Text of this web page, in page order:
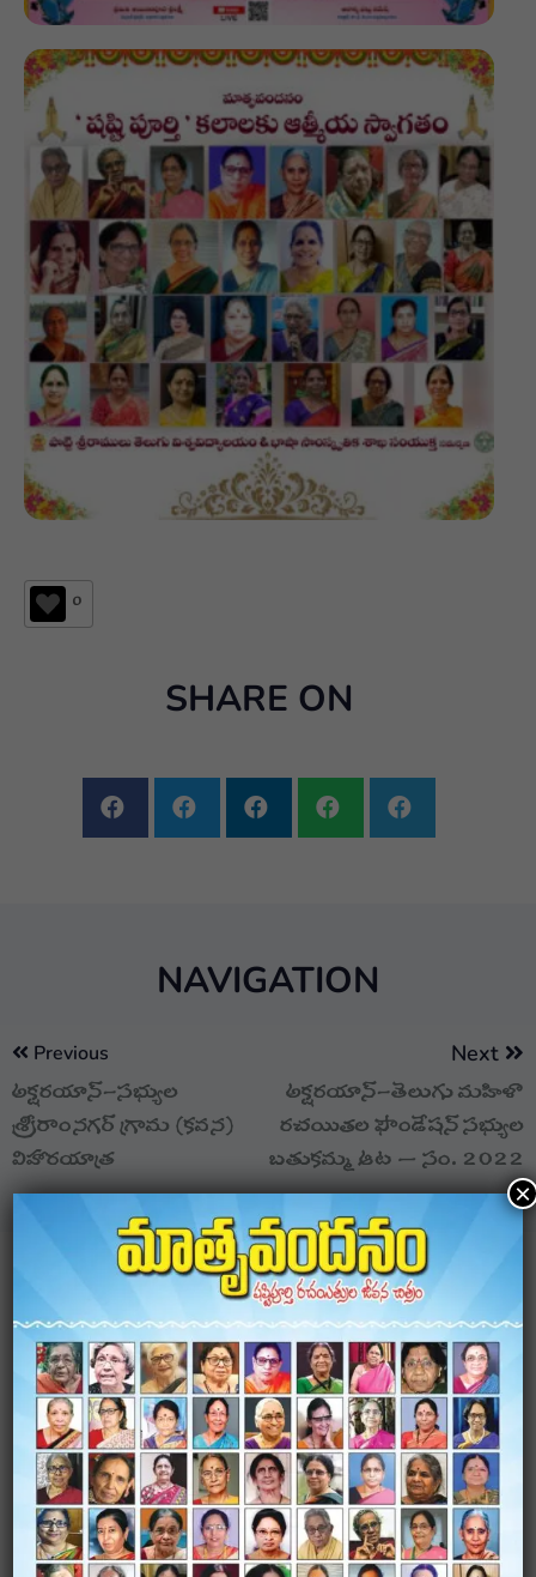
0
SHARE ON
NAVIGATION
Previous
అక్షరయాన్-సభ్యుల
శ్రీరాంనగర్ గ్రామ (కవన)
విహారయాత్ర
Next
అక్షరయాన్-తెలుగు మహిళా
రచయితల ఫౌండేషన్ సభ్యుల
బతుకమ్మ ఆట – సం. 2022
LEAVE A COMMENT
Your email address will not be published.Required
fields are marked*
Comment*
×